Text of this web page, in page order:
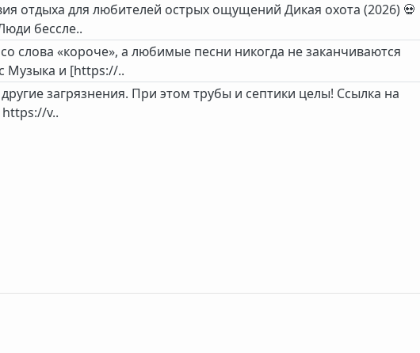
отдыха для любителей острых ощущений Дикая охота (2026) 💀
бессле..
слова «короче», а любимые песни никогда не заканчиваются
Музыка и [https://..
загрязнения. При этом трубы и септики целы! Ссылка на
v..